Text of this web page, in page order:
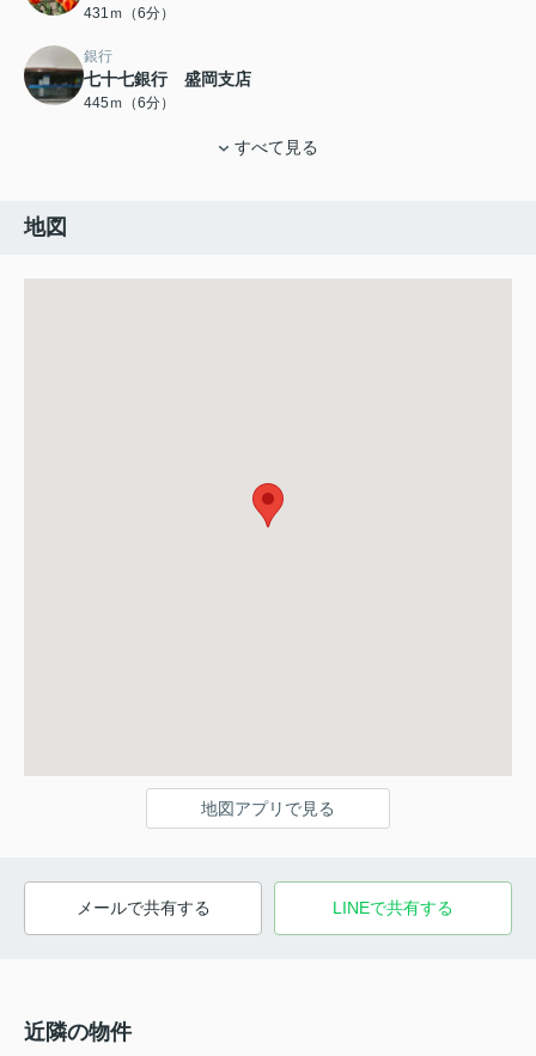
431ｍ（6分）
銀行
七十七銀行 盛岡支店
445ｍ（6分）
すべて見る
地図
地図アプリで見る
メールで共有する LINEで共有する
近隣の物件